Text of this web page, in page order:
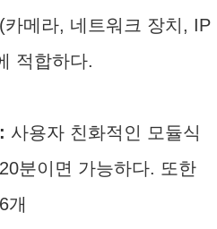
메라, 네트워크 장치, IP
적합하다.
사용자 친화적인 모듈식
분이면 가능하다. 또한
개